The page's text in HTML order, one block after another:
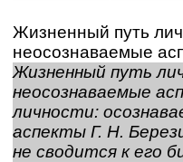
Жизненный путь
неосознаваемые
Жизненный путь
неосознаваемые
личности:
аспекты Г. Н.
не сводится к его